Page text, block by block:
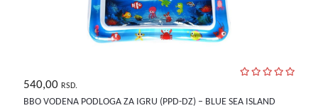
540,00 RSD.
BBO VODENA PODLOGA ZA IGRU (PPD-DZ) – BLUE SEA ISLAND